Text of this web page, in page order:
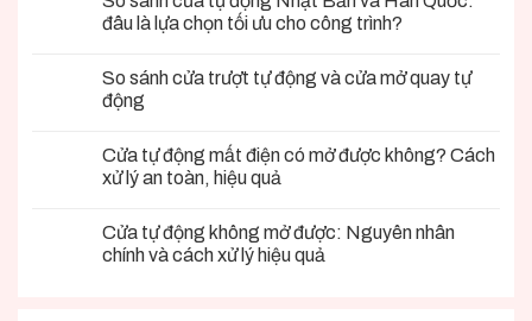
đâu là lựa chọn tối ưu cho công trình?
So sánh cửa trượt tự động và cửa mở quay tự
động
Cửa tự động mất điện có mở được không? Cách
xử lý an toàn, hiệu quả
Cửa tự động không mở được: Nguyên nhân
chính và cách xử lý hiệu quả